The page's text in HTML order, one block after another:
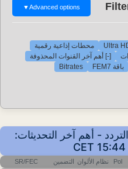
Advanced options
▼
Ultra
محطات إذاعية رقمية
[-] أهم آخر القنوات المحذوفة
باقة FEM7 Bitrates
- أهم آخر التحديثات:
Pol نظام الألوان التضمين SR/FEC